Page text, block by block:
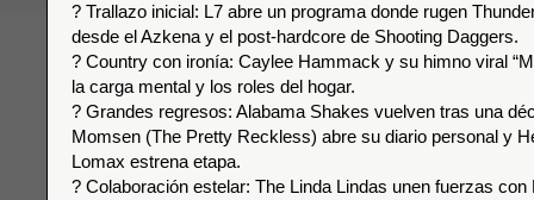
? Trallazo inicial: L7 abre un programa donde rugen
desde el Azkena y el post-hardcore de Shooting Daggers.
? Country con ironía: Caylee Hammack y su himno viral
la carga mental y los roles del hogar.
? Grandes regresos: Alabama Shakes vuelven tras una
Momsen (The Pretty Reckless) abre su diario personal y
Lomax estrena etapa.
? Colaboración estelar: The Linda Lindas unen fuerzas